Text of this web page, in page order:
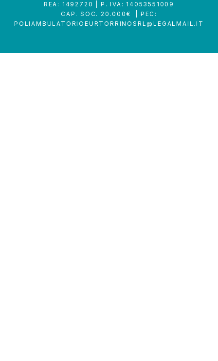
REA: 1492720 | P. IVA: 14053551009
CAP. SOC. 20.000€ | PEC:
POLIAMBULATORIOEURTORRINOSRL@LEGALMAIL.IT